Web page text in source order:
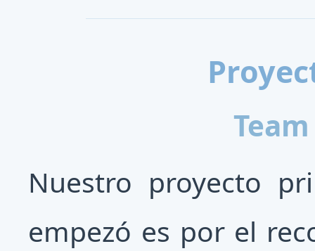
Nuestro proyecto
empezó es por el